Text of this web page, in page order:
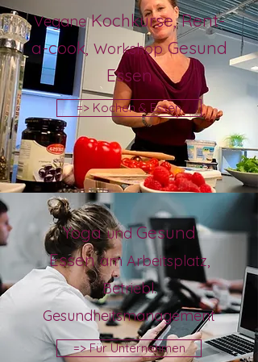
VeganeKochkurse, Rent-
a-cook, WorkshopGesund
Essen
=> Kochen & Essen
Yogaund Gesund
Essen am Arbeitsplatz,
Betriebl.
Gesundheitsmanagement
=> Für Unternehmen